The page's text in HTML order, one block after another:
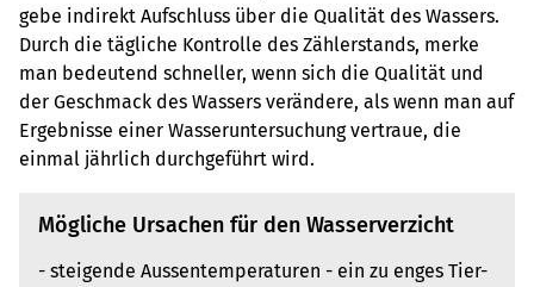
gebe indirekt Aufschluss über die Qualität des Wassers.
Durch die tägliche Kontrolle des Zählerstands, merke
man bedeutend schneller, wenn sich die Qualität und
der Geschmack des Wassers verändere, als wenn man auf
Ergebnisse einer Wasseruntersuchung vertraue, die
einmal jährlich durchgeführt wird.
Mögliche Ursachen für den Wasserverzicht
- steigende Aussentemperaturen - ein zu enges Tier-